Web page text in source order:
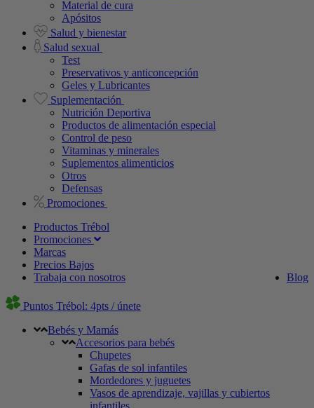
Material de cura
Apósitos
Salud y bienestar
Salud sexual
Test
Preservativos y anticoncepción
Geles y Lubricantes
Suplementación
Nutrición Deportiva
Productos de alimentación especial
Control de peso
Vitaminas y minerales
Suplementos alimenticios
Otros
Defensas
Promociones
Productos Trébol
Promociones
Marcas
Precios Bajos
Blog
Trabaja con nosotros
Puntos Trébol: 4pts / únete
Bebés y Mamás
Accesorios para bebés
Chupetes
Gafas de sol infantiles
Mordedores y juguetes
Vasos de aprendizaje, vajillas y cubiertos